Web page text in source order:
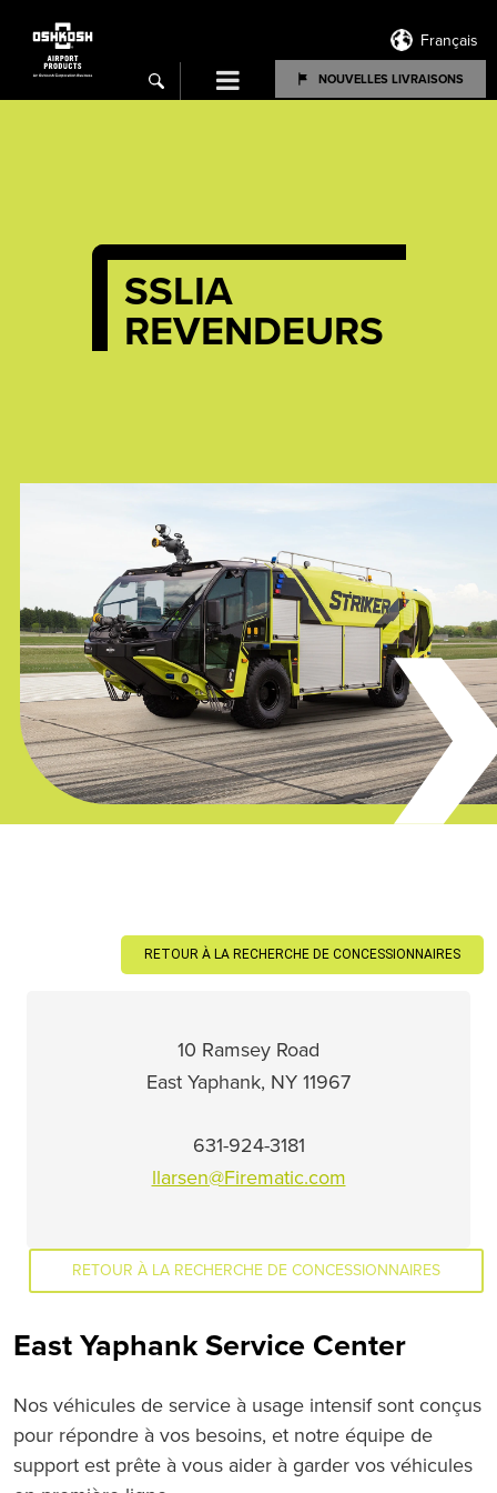
Français
search NOUVELLES LIVRAISONS
Menu
SSLIA
REVENDEURS
RETOUR À LA RECHERCHE DE CONCESSIONNAIRES
10 Ramsey Road
East Yaphank, NY 11967
631-924-3181
llarsen@Firematic.com
RETOUR À LA RECHERCHE DE CONCESSIONNAIRES
East Yaphank Service Center
Nos véhicules de service à usage intensif sont conçus
pour répondre à vos besoins, et notre équipe de
support est prête à vous aider à garder vos véhicules